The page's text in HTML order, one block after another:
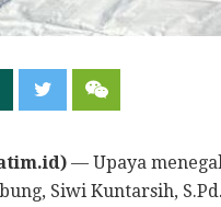
— Upaya
Siwi Kuntarsih,